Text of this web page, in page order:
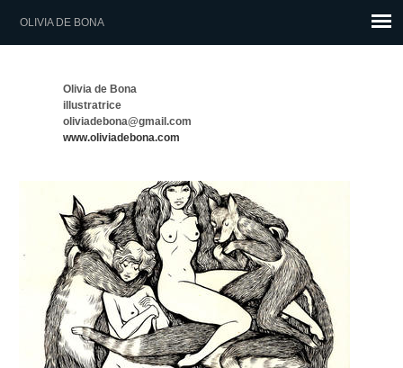
OLIVIA DE BONA
Olivia de Bona
illustratrice
oliviadebona@gmail.com
www.oliviadebona.com